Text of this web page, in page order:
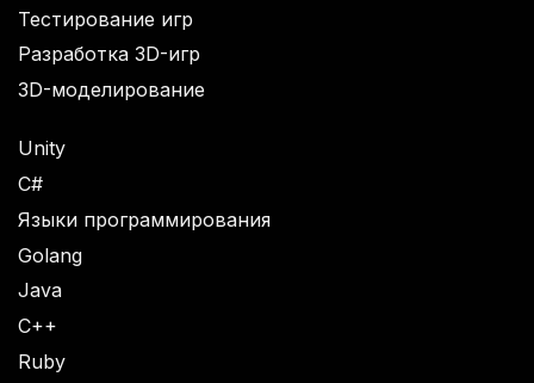
Тестирование игр
Разработка 3D-игр
3D-моделирование
Unity
C#
Языки программирования
Golang
Java
C++
Ruby